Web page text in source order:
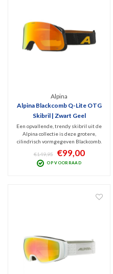
Alpina
Alpina Blackcomb Q-Lite OTG
Skibril | Zwart Geel
Een opvallende, trendy skibril uit de
Alpina collectie is deze grotere,
cilindrisch vormgegeven Blackcomb.
Deze versie is uitgevoerd met Q-Lite
spiegellens (Cat. 2) wat zorgt voor
contrastrijk beeld en filtering van
€149,95 €99,00
OP VOORRAAD